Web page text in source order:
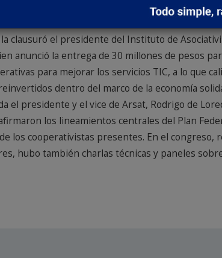
de Naciones Unidas, a comienzos de
no es sostenible."
clausuró el presidente del Instituto de
anunció la entrega de 30 millones de pesos
para mejorar los servicios TIC, a lo que
dentro del marco de la economía
el presidente y el vice de Arsat, Rodrigo de
los lineamientos centrales del Plan
los cooperativistas presentes. En el congreso,
hubo también charlas técnicas y paneles